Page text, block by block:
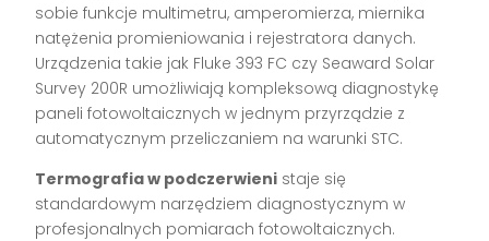
sobie funkcje multimetru, amperomierza, miernika
natężenia promieniowania i rejestratora danych.
Urządzenia takie jak Fluke 393 FC czy Seaward Solar
Survey 200R umożliwiają kompleksową diagnostykę
paneli fotowoltaicznych w jednym przyrządzie z
automatycznym przeliczaniem na warunki STC.
Termografia w podczerwieni staje się
standardowym narzędziem diagnostycznym w
profesjonalnych pomiarach fotowoltaicznych.